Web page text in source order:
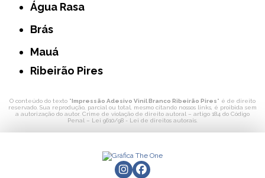
Água Rasa
Brás
Mauá
Ribeirão Pires
O conteúdo do texto "Impressão Adesivo Vinil Branco Ribeirão Pires" é de direito
reservado. Sua reprodução, parcial ou total, mesmo citando nossos links, é proibida sem
a autorização do autor. Crime de violação de direito autoral – artigo 184 do Código
Penal – Lei 9610/98 - Lei de direitos autorais